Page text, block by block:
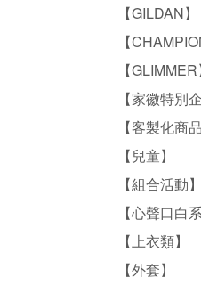
【GILDAN】
【
【GLIMMER
【家徽特別
【客製化商品
【兒童】
【組合活動】
【心聲口白
【上衣類】
【外套】